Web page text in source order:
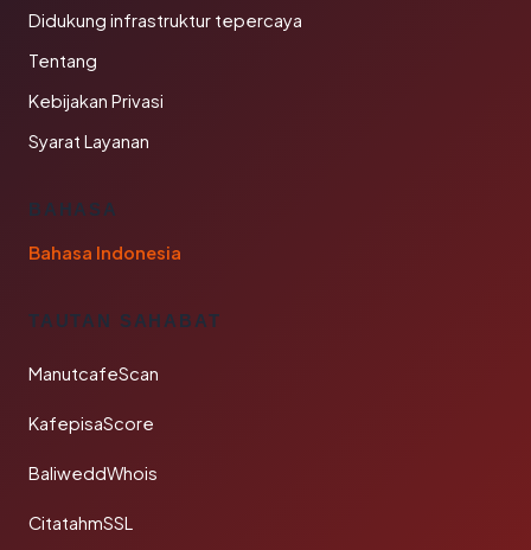
Didukung infrastruktur tepercaya
Tentang
Kebijakan Privasi
Syarat Layanan
BAHASA
Bahasa Indonesia
TAUTAN SAHABAT
ManutcafeScan
KafepisaScore
BaliweddWhois
CitatahmSSL